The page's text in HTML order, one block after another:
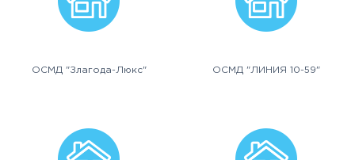
ОСМД "Злагода-Люкс" ОСМД "ЛИНИЯ 10-59"